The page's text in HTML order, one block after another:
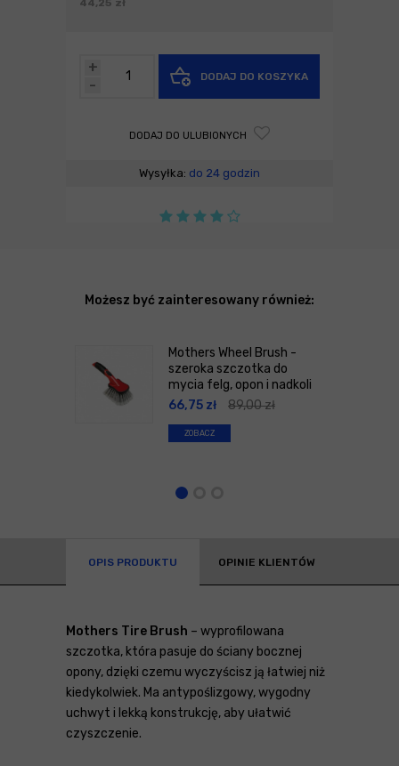
44,25 zł
-
+
DODAJ DO KOSZYKA
DODAJ DO ULUBIONYCH
Wysyłka: do 24 godzin
Możesz być zainteresowany również:
Mothers Wheel Brush -
szeroka szczotka do
mycia felg, opon i nadkoli
66,75 zł 89,00zł
ZOBACZ
OPIS PRODUKTU OPINIE KLIENTÓW
Mothers Tire Brush – wyprofilowana
szczotka, która pasuje do ściany bocznej
opony, dzięki czemu wyczyścisz ją łatwiej niż
kiedykolwiek. Ma antypoślizgowy, wygodny
uchwyt i lekką konstrukcję, aby ułatwić
czyszczenie.